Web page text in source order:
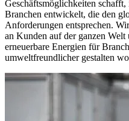
Geschäftsmöglichkeiten
Branchen entwickelt, die den
Anforderungen entsprechen.
an Kunden auf der ganzen
erneuerbare Energien für
umweltfreundlicher gestalten